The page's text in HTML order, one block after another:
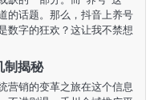
的话题。那么，抖音上养号
数字的狂欢？这让我不禁想
制揭秘
营销的变革之旅在这个信息